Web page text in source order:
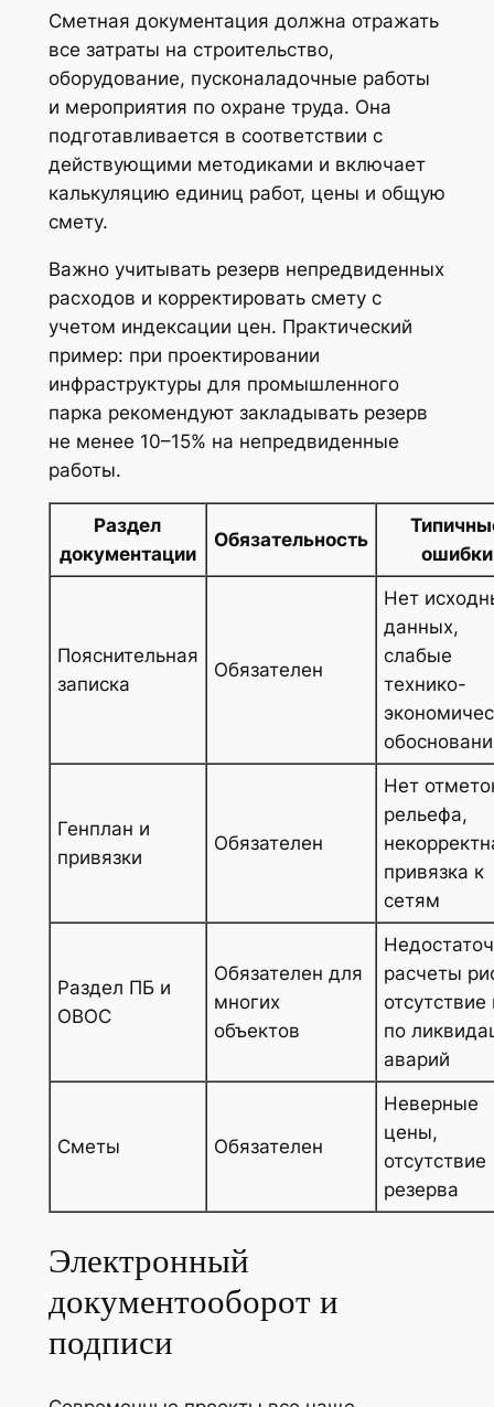
Сметная документация должна отражать
все затраты на строительство,
оборудование, пусконаладочные работы
и мероприятия по охране труда. Она
подготавливается в соответствии с
действующими методиками и включает
калькуляцию единиц работ, цены и общую
смету.
Важно учитывать резерв непредвиденных
расходов и корректировать смету с
учетом индексации цен. Практический
пример: при проектировании
инфраструктуры для промышленного
парка рекомендуют закладывать резерв
не менее 10–15% на непредвиденные
работы.
Раздел
документации
Обязательность
ошибки
Пояснительная
записка
Обязателен
Нет
данных,
слабые
технико-
Генплан и
привязки
Обязателен
Нет
рельефа,
привязка к
сетям
Раздел ПБ и
ОВОС
Обязателен для
многих
объектов
расчеты
по
аварий
Сметы Обязателен
Неверные
цены,
отсутствие
резерва
Электронный
документооборот и
подписи